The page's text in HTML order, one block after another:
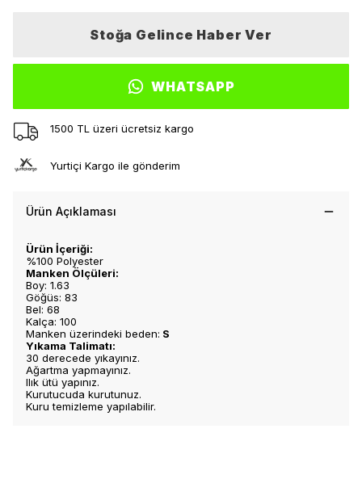
Stoğa Gelince Haber Ver
WHATSAPP
1500 TL üzeri ücretsiz kargo
Yurtiçi Kargo ile gönderim
Ürün Açıklaması
Ürün İçeriği:
%100 Polyester
Manken Ölçüleri:
Boy: 1.63
Göğüs: 83
Bel: 68
Kalça: 100
Manken üzerindeki beden: S
Yıkama Talimatı:
30 derecede yıkayınız.
Ağartma yapmayınız.
Ilık ütü yapınız.
Kurutucuda kurutunuz.
Kuru temizleme yapılabilir.